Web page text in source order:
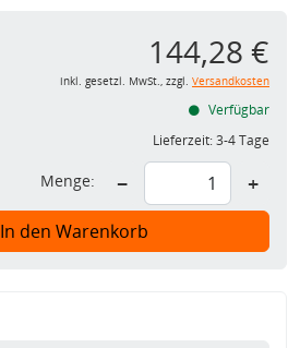
144,28 €
inkl. gesetzl. MwSt., zzgl. Versandkosten
Verfügbar
Lieferzeit:3-4 Tage
Menge: − +
In den Warenkorb